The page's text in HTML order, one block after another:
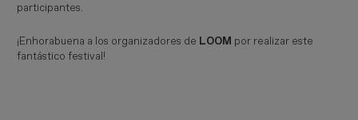
participantes.
¡Enhorabuena a los organizadores de LOOM por realizar este
fantástico festival!